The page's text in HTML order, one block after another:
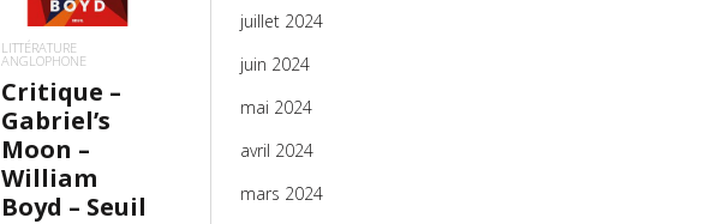
LITTÉRATURE
ANGLOPHONE
Critique –
Gabriel’s
Moon –
William
Boyd – Seuil
juillet 2024
juin 2024
mai 2024
avril 2024
mars 2024